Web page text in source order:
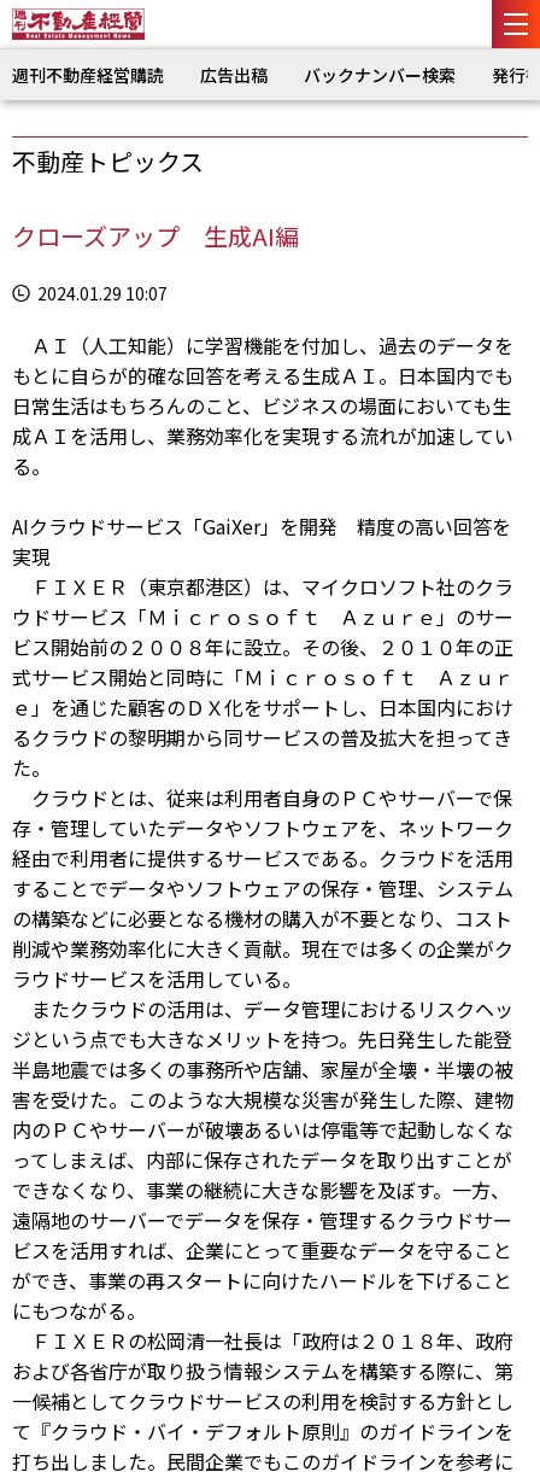
週刊不動産経営購読 広告出稿 バックナンバー検索 発行
不動産トピックス
クローズアップ 生成AI編
2024.01.29 10:07
ＡＩ（人工知能）に学習機能を付加し、過去のデータを
もとに自らが的確な回答を考える生成ＡＩ。日本国内でも
日常生活はもちろんのこと、ビジネスの場面においても生
成ＡＩを活用し、業務効率化を実現する流れが加速してい
る。
AIクラウドサービス「GaiXer」を開発 精度の高い回答を
実現
ＦＩＸＥＲ（東京都港区）は、マイクロソフト社のクラ
ウドサービス「Ｍｉｃｒｏｓｏｆｔ Ａｚｕｒｅ」のサー
ビス開始前の２００８年に設立。その後、２０１０年の正
式サービス開始と同時に「Ｍｉｃｒｏｓｏｆｔ Ａｚｕｒ
ｅ」を通じた顧客のＤＸ化をサポートし、日本国内におけ
るクラウドの黎明期から同サービスの普及拡大を担ってき
た。
クラウドとは、従来は利用者自身のＰＣやサーバーで保
存・管理していたデータやソフトウェアを、ネットワーク
経由で利用者に提供するサービスである。クラウドを活用
することでデータやソフトウェアの保存・管理、システム
の構築などに必要となる機材の購入が不要となり、コスト
削減や業務効率化に大きく貢献。現在では多くの企業がク
ラウドサービスを活用している。
またクラウドの活用は、データ管理におけるリスクヘッ
ジという点でも大きなメリットを持つ。先日発生した能登
半島地震では多くの事務所や店舗、家屋が全壊・半壊の被
害を受けた。このような大規模な災害が発生した際、建物
内のＰＣやサーバーが破壊あるいは停電等で起動しなくな
ってしまえば、内部に保存されたデータを取り出すことが
できなくなり、事業の継続に大きな影響を及ぼす。一方、
遠隔地のサーバーでデータを保存・管理するクラウドサー
ビスを活用すれば、企業にとって重要なデータを守ること
ができ、事業の再スタートに向けたハードルを下げること
にもつながる。
ＦＩＸＥＲの松岡清一社長は「政府は２０１８年、政府
および各省庁が取り扱う情報システムを構築する際に、第
一候補としてクラウドサービスの利用を検討する方針とし
て『クラウド・バイ・デフォルト原則』のガイドラインを
打ち出しました。民間企業でもこのガイドラインを参考に